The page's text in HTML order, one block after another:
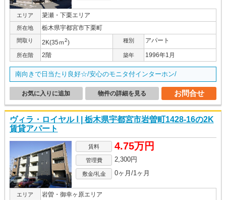
エリア 簗瀬・下栗エリア
所在地 栃木県宇都宮市下栗町
間取り 2K(35ｍ2) 種別 アパート
所在階 2階 築年 1996年1月
南向きで日当たり良好☆/安心のモニタ付インターホン/
お問合せ
物件の詳細を見る
お気に入りに追加
ヴィラ・ロイヤル Ⅰ | 栃木県宇都宮市岩曽町1428-16の2K
賃貸アパート
賃料 4.75万円
管理費 2,300円
敷金/礼金 0ヶ月/1ヶ月
エリア 岩曽・御幸ヶ原エリア